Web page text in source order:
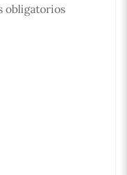
obligatorios